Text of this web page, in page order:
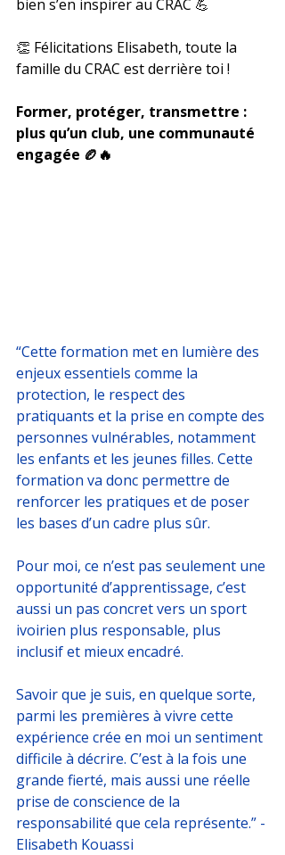
bien s’en inspirer au CRAC 💪
👏 Félicitations Elisabeth, toute la
famille du CRAC est derrière toi !
Former, protéger, transmettre :
plus qu’un club, une communauté
engagée 🏉🔥
“Cette formation met en lumière des
enjeux essentiels comme la
protection, le respect des
pratiquants et la prise en compte des
personnes vulnérables, notamment
les enfants et les jeunes filles. Cette
formation va donc permettre de
renforcer les pratiques et de poser
les bases d’un cadre plus sûr.
Pour moi, ce n’est pas seulement une
opportunité d’apprentissage, c’est
aussi un pas concret vers un sport
ivoirien plus responsable, plus
inclusif et mieux encadré.
Savoir que je suis, en quelque sorte,
parmi les premières à vivre cette
expérience crée en moi un sentiment
difficile à décrire. C’est à la fois une
grande fierté, mais aussi une réelle
prise de conscience de la
responsabilité que cela représente.” -
Elisabeth Kouassi